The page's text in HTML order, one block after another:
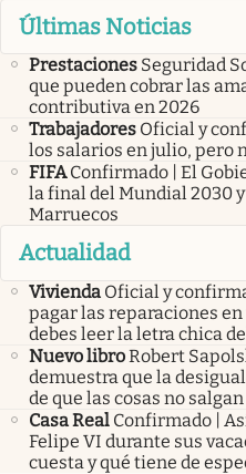
Últimas Noticias
Prestaciones Seguridad
que pueden cobrar las
contributiva en 2026
Trabajadores Oficial y
los salarios en julio, pero
FIFA Confirmado | El
la final del Mundial 2030
Marruecos
Actualidad
Vivienda Oficial y
pagar las reparaciones
debes leer la letra chica
Nuevo libroRobert
demuestra que la
de que las cosas no salgan
Casa Real Confirmado |
Felipe VI durante sus
cuesta y qué tiene de